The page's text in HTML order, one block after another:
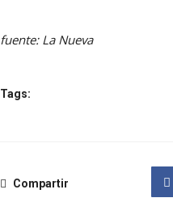
fuente: La Nueva
Tags:
Compartir